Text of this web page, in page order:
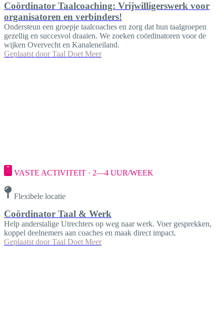
Coördinator Taalcoaching: Vrijwilligerswerk voor
organisatoren en verbinders!
Ondersteun een groepje taalcoaches en zorg dat hun taalgroepen
gezellig en succesvol draaien. We zoeken coördinatoren voor de
wijken Overvecht en Kanaleneiland.
Geplaatst door Taal Doet Meer
VASTE ACTIVITEIT · 2—4 UUR/WEEK
Flexibele locatie
Coördinator Taal & Werk
Help anderstalige Utrechters op weg naar werk. Voer gesprekken,
koppel deelnemers aan coaches en maak direct impact.
Geplaatst door Taal Doet Meer